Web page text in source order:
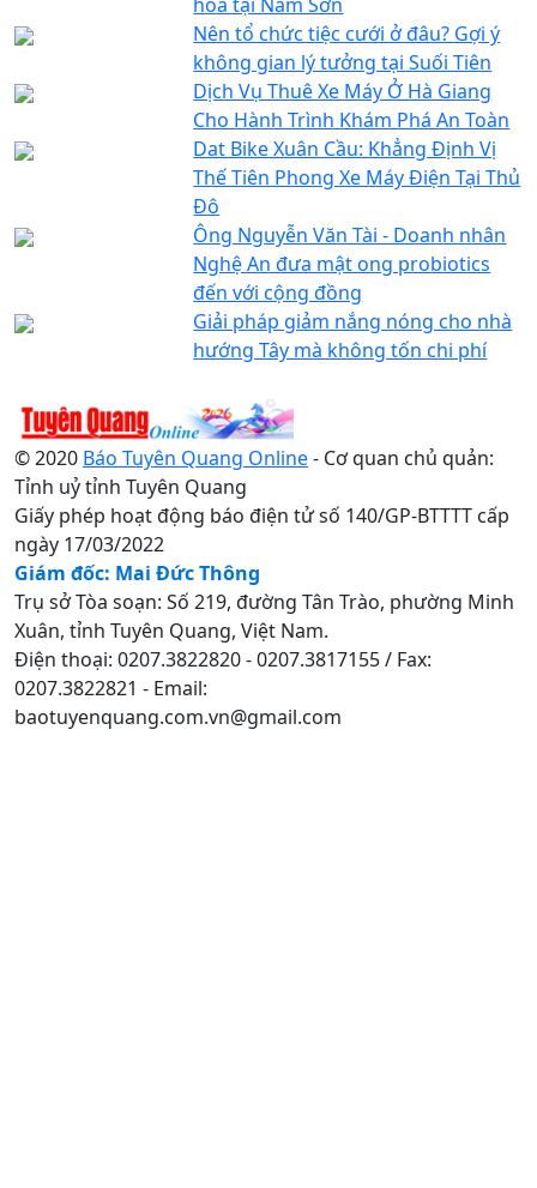
Nên tổ chức tiệc cưới ở đâu? Gợi ý
không gian lý tưởng tại Suối Tiên
Dịch Vụ Thuê Xe Máy Ở Hà Giang
Cho Hành Trình Khám Phá An Toàn
Dat Bike Xuân Cầu: Khẳng Định Vị
Thế Tiên Phong Xe Máy Điện Tại Thủ
Đô
Ông Nguyễn Văn Tài - Doanh nhân
Nghệ An đưa mật ong probiotics
đến với cộng đồng
Giải pháp giảm nắng nóng cho nhà
hướng Tây mà không tốn chi phí
© 2020 Báo Tuyên Quang Online- Cơ quan chủ quản:
Tỉnh uỷ tỉnh Tuyên Quang
Giấy phép hoạt động báo điện tử số 140/GP-BTTTT cấp
ngày 17/03/2022
Giám đốc: Mai Đức Thông
Trụ sở Tòa soạn: Số 219, đường Tân Trào, phường Minh
Xuân, tỉnh Tuyên Quang, Việt Nam.
Điện thoại: 0207.3822820 - 0207.3817155 / Fax:
0207.3822821 - Email:
baotuyenquang.com.vn@gmail.com